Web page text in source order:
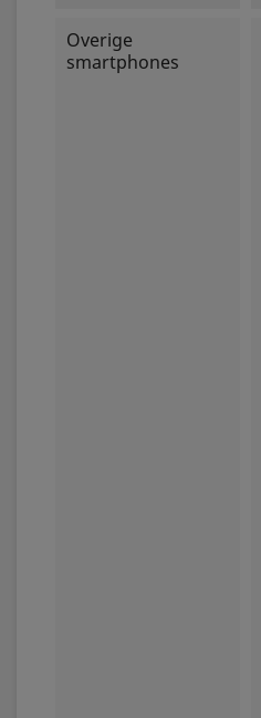
Overige
smartphones